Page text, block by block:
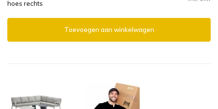
hoes rechts
Toevoegen aan winkelwagen